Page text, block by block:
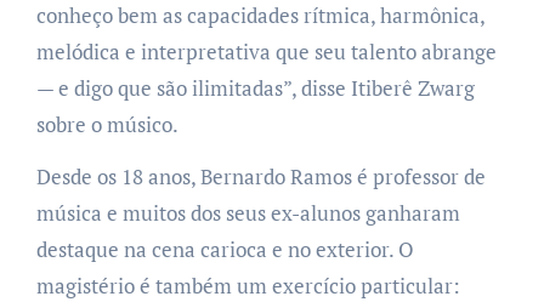
conheço bem as capacidades rítmica, harmônica,
melódica e interpretativa que seu talento abrange
— e digo que são ilimitadas”, disse Itiberê Zwarg
sobre o músico.
Desde os 18 anos, Bernardo Ramos é professor de
música e muitos dos seus ex-alunos ganharam
destaque na cena carioca e no exterior. O
magistério é também um exercício particular: